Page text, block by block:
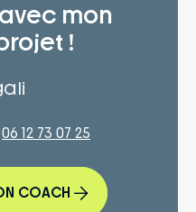
mon
!
06 12 73 07 25
COACH